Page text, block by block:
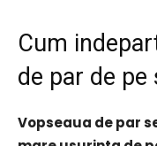
Cum
de par de pe
Vopseaua de par